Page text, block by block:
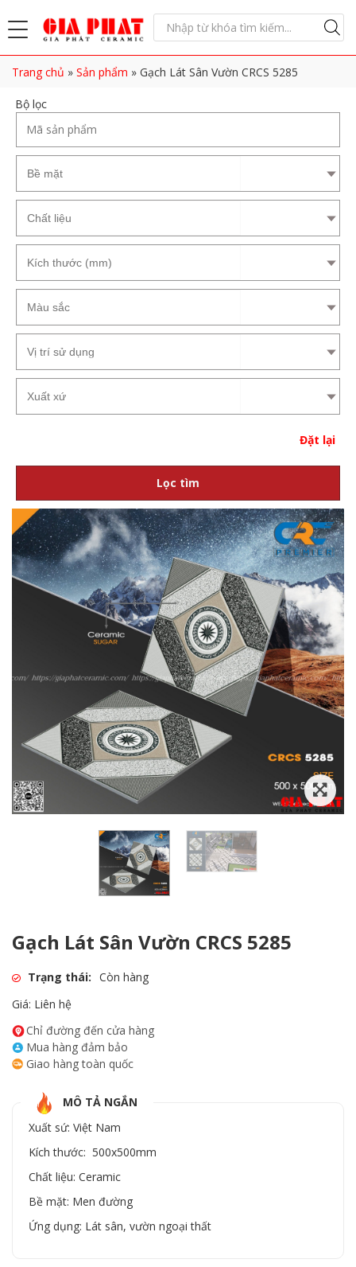
Trang chủ » Sản phẩm » Gạch Lát Sân Vườn CRCS 5285
Bộ lọc
Đặt lại
Lọc tìm
Gạch Lát Sân Vườn CRCS 5285
Trạng thái: Còn hàng
Giá: Liên hệ
Chỉ đường đến cửa hàng
Mua hàng đảm bảo
Giao hàng toàn quốc
MÔ TẢ NGẮN
Xuất sứ: Việt Nam
Kích thước: 500x500mm
Chất liệu: Ceramic
Bề mặt: Men đường
Ứng dụng: Lát sân, vườn ngoại thất